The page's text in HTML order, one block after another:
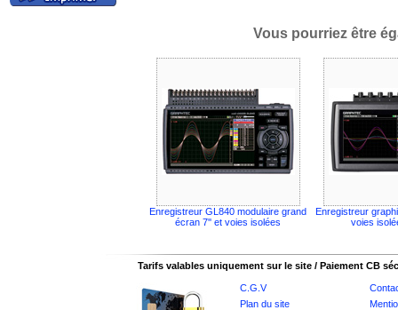
Vous pourriez être
Enregistreur GL840 modulaire grand
écran 7'' et voies isolées
Enregistreur
voies
Tarifs valables uniquement sur le site / Paiement CB
C.G.V
Plan du site